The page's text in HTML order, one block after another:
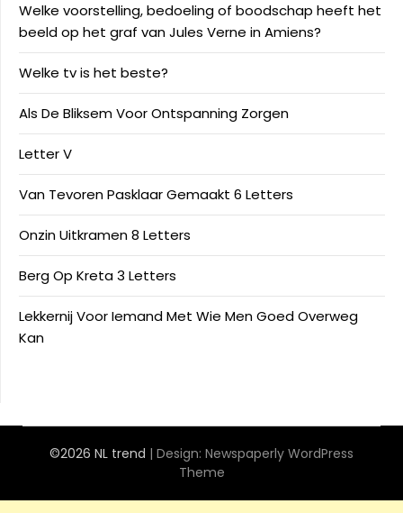
Welke voorstelling, bedoeling of boodschap heeft het
beeld op het graf van Jules Verne in Amiens?
Welke tv is het beste?
Als De Bliksem Voor Ontspanning Zorgen
Letter V
Van Tevoren Pasklaar Gemaakt 6 Letters
Onzin Uitkramen 8 Letters
Berg Op Kreta 3 Letters
Lekkernij Voor Iemand Met Wie Men Goed Overweg
Kan
©2026 NL trend | Design: Newspaperly WordPress
Theme